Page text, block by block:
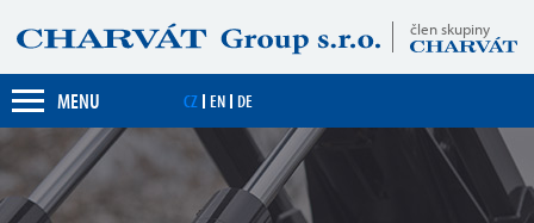
člen skupiny
MENU CZ EN DE